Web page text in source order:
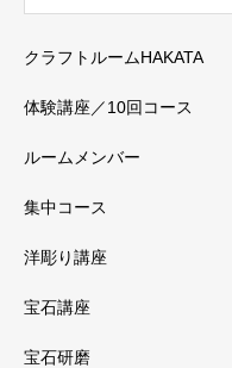
クラフトルームHAKATA
体験講座／10回コース
ルームメンバー
集中コース
洋彫り講座
宝石講座
宝石研磨